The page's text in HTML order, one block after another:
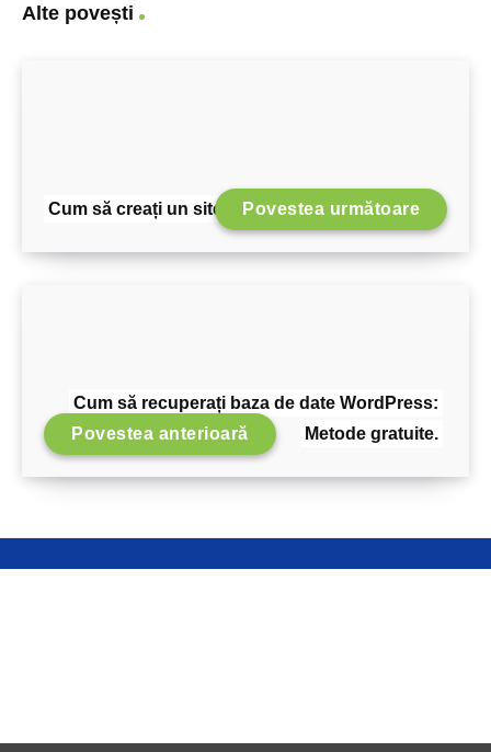
Alte povești
Cum să creați un site WordPress multilingv
Povestea următoare
Cum să recuperați baza de date WordPress:
Metode gratuite.
Povestea anterioară